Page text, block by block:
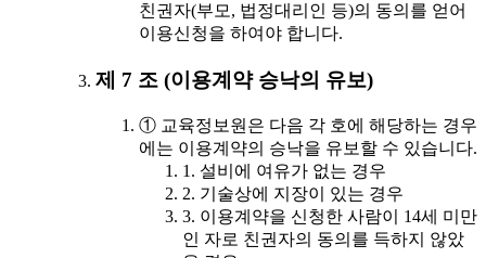
친권자(부모, 법정대리인 등)의 동의를 얻어
이용신청을 하여야 합니다.
제 7 조 (이용계약 승낙의 유보)
① 교육정보원은 다음 각 호에 해당하는 경우
에는 이용계약의 승낙을 유보할 수 있습니다.
1. 설비에 여유가 없는 경우
2. 기술상에 지장이 있는 경우
3. 이용계약을 신청한 사람이 14세 미만
인 자로 친권자의 동의를 득하지 않았